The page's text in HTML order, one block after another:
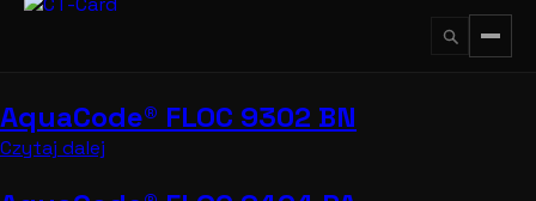
Przejdź
AquaCode® FLOC 9302 BN
Czytaj dalej